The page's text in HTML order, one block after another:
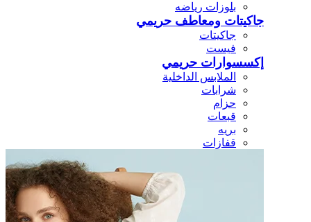
بلوزات رياضه
جاكيتات ومعاطف حريمي
جاكيتات
فيست
إكسسوارات حريمي
الملابس الداخلية
شرابات
حزام
قبعات
بريه
قفازات